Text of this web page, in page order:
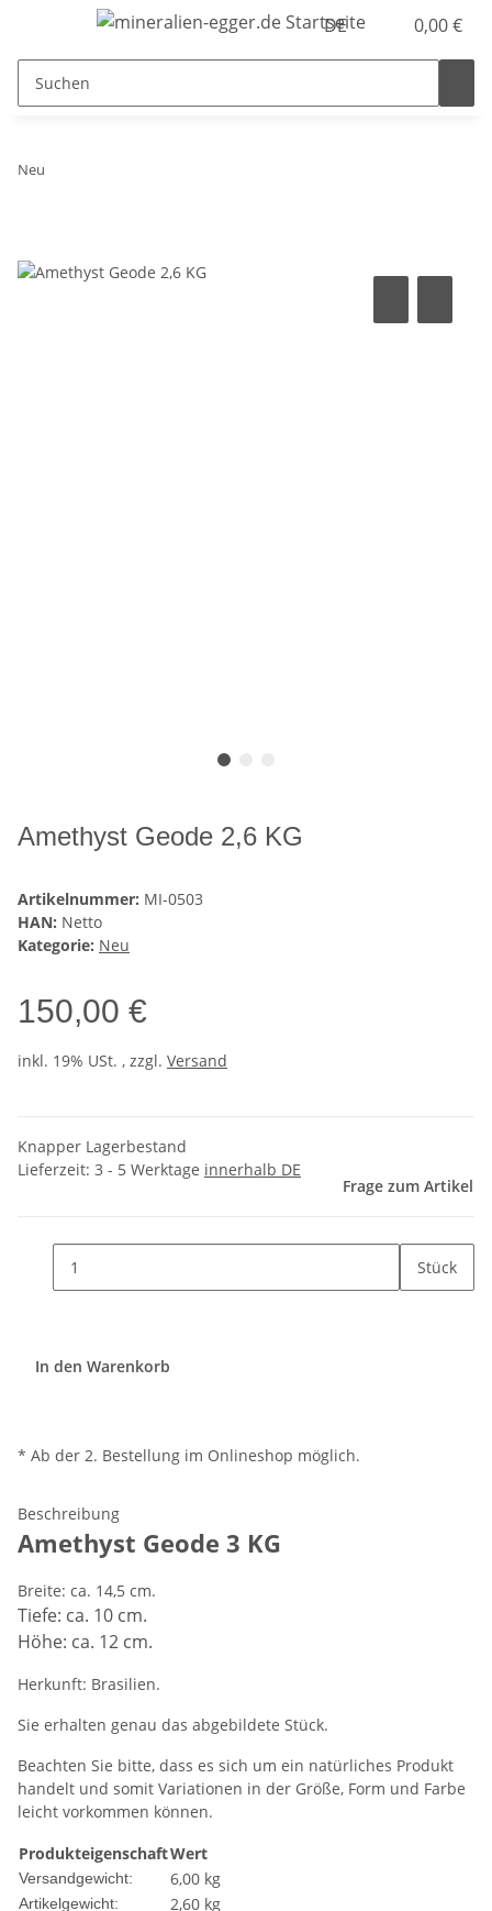
DE 0,00 €
Neu
Amethyst Geode 2,6 KG
Artikelnummer: MI-0503
HAN: Netto
Kategorie: Neu
150,00 €
inkl. 19% USt. , zzgl. Versand
Knapper Lagerbestand
Lieferzeit: 3 - 5 Werktage innerhalb DE
Frage zum Artikel
Stück
In den Warenkorb
* Ab der 2. Bestellung im Onlineshop möglich.
Beschreibung
Amethyst Geode 3 KG
Breite: ca. 14,5 cm.
Tiefe: ca. 10 cm.
Höhe: ca. 12 cm.
Herkunft: Brasilien.
Sie erhalten genau das abgebildete Stück.
Beachten Sie bitte, dass es sich um ein natürliches Produkt
handelt und somit Variationen in der Größe, Form und Farbe
leicht vorkommen können.
ProdukteigenschaftWert
Versandgewicht: 6,00 kg
Artikelgewicht: 2,60 kg